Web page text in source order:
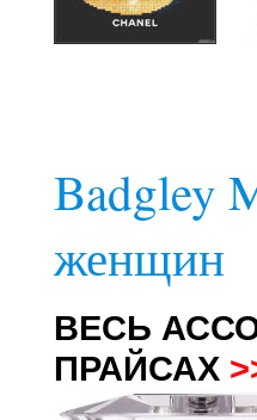
Badgley
женщин
ВЕСЬ
ПРАЙСАХ